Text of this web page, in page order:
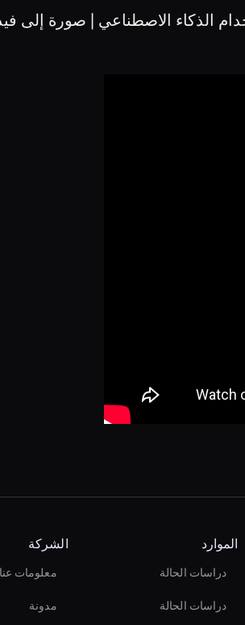
الذكاء الاصطناعي | صورة إلى
الموارد
دراسات الحالة
دراسات الحالة
الشركة
معلومات عنا
مدونة